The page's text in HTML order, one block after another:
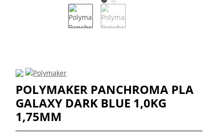
POLYMAKER PANCHROMA PLA
GALAXY DARK BLUE 1,0KG
1,75MM